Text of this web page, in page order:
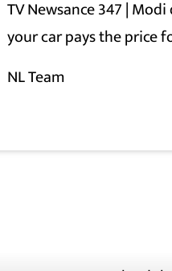
TV Newsance 347 |
your car pays the price
NL Team